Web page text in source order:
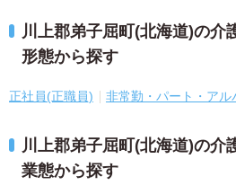
川上郡弟子屈町(北海道)の介
形態から探す
正社員(正職員) 非常勤・パート・アル
川上郡弟子屈町(北海道)の介
業態から探す